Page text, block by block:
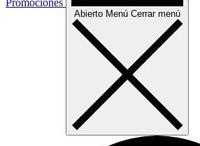
Promociones
Abierto Menú Cerrar menú